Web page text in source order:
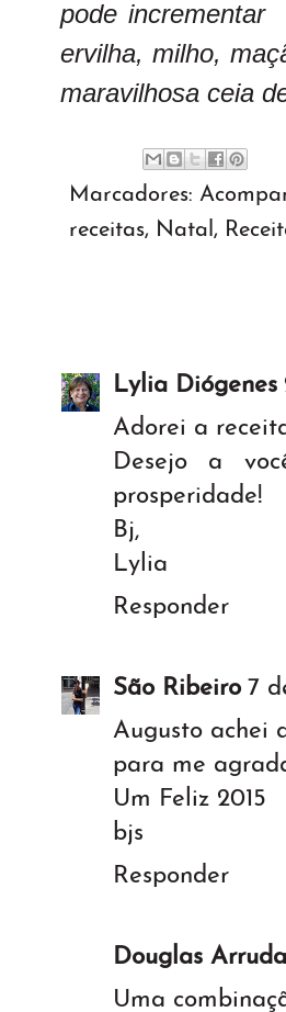
pode
ervilha, milho,
maravilhosa ceia
Marcadores:
receitas, Natal,
Lylia Diógenes
Adorei a
Desejo a
prosperidade!
Bj,
Lylia
Responder
São Ribeiro 7
Augusto achei
para me
Um Feliz 2015
bjs
Responder
Douglas Arruda
Uma